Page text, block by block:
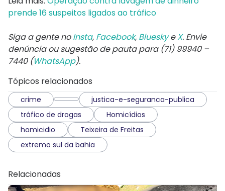
prende 16 suspeitos ligados ao tráfico
Siga a gente noInsta, Facebook, BlueskyeX. Envie
denúncia ou sugestão de pauta para (71) 99940 –
7440 (WhatsApp).
Tópicos relacionados
crime
justica-e-seguranca-publica
tráfico de drogas
Homicídios
homicidio
Teixeira de Freitas
extremo sul da bahia
Relacionadas